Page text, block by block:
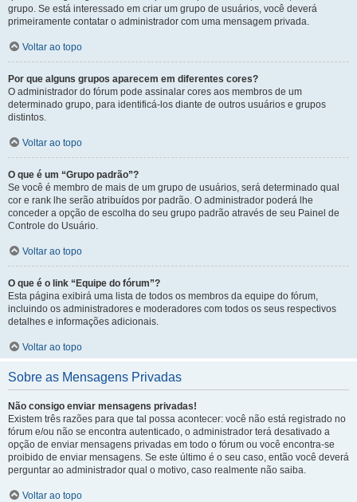
grupo. Se está interessado em criar um grupo de usuários, você deverá
primeiramente contatar o administrador com uma mensagem privada.
Voltar ao topo
Por que alguns grupos aparecem em diferentes cores?
O administrador do fórum pode assinalar cores aos membros de um
determinado grupo, para identificá-los diante de outros usuários e grupos
distintos.
Voltar ao topo
O que é um “Grupo padrão”?
Se você é membro de mais de um grupo de usuários, será determinado qual
cor e rank lhe serão atribuídos por padrão. O administrador poderá lhe
conceder a opção de escolha do seu grupo padrão através de seu Painel de
Controle do Usuário.
Voltar ao topo
O que é o link “Equipe do fórum”?
Esta página exibirá uma lista de todos os membros da equipe do fórum,
incluindo os administradores e moderadores com todos os seus respectivos
detalhes e informações adicionais.
Voltar ao topo
Sobre as Mensagens Privadas
Não consigo enviar mensagens privadas!
Existem três razões para que tal possa acontecer: você não está registrado no
fórum e/ou não se encontra autenticado, o administrador terá desativado a
opção de enviar mensagens privadas em todo o fórum ou você encontra-se
proibido de enviar mensagens. Se este último é o seu caso, então você deverá
perguntar ao administrador qual o motivo, caso realmente não saiba.
Voltar ao topo